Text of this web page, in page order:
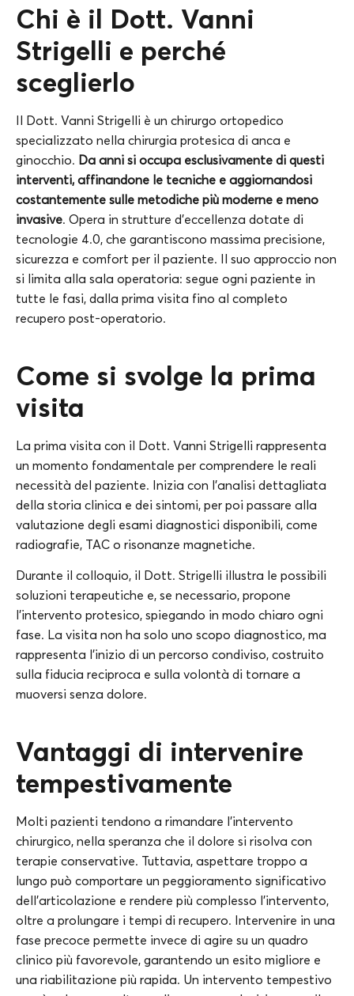
Chi è il Dott. Vanni
Strigelli e perché
sceglierlo
Il Dott. Vanni Strigelli è un chirurgo ortopedico
specializzato nella chirurgia protesica di anca e
ginocchio. Da anni si occupa esclusivamente di questi
interventi, affinandone le tecniche e aggiornandosi
costantemente sulle metodiche più moderne e meno
invasive. Opera in strutture d’eccellenza dotate di
tecnologie 4.0, che garantiscono massima precisione,
sicurezza e comfort per il paziente. Il suo approccio non
si limita alla sala operatoria: segue ogni paziente in
tutte le fasi, dalla prima visita fino al completo
recupero post-operatorio.
Come si svolge la prima
visita
La prima visita con il Dott. Vanni Strigelli rappresenta
un momento fondamentale per comprendere le reali
necessità del paziente. Inizia con l’analisi dettagliata
della storia clinica e dei sintomi, per poi passare alla
valutazione degli esami diagnostici disponibili, come
radiografie, TAC o risonanze magnetiche.
Durante il colloquio, il Dott. Strigelli illustra le possibili
soluzioni terapeutiche e, se necessario, propone
l’intervento protesico, spiegando in modo chiaro ogni
fase. La visita non ha solo uno scopo diagnostico, ma
rappresenta l’inizio di un percorso condiviso, costruito
sulla fiducia reciproca e sulla volontà di tornare a
muoversi senza dolore.
Vantaggi di intervenire
tempestivamente
Molti pazienti tendono a rimandare l’intervento
chirurgico, nella speranza che il dolore si risolva con
terapie conservative. Tuttavia, aspettare troppo a
lungo può comportare un peggioramento significativo
dell’articolazione e rendere più complesso l’intervento,
oltre a prolungare i tempi di recupero. Intervenire in una
fase precoce permette invece di agire su un quadro
clinico più favorevole, garantendo un esito migliore e
una riabilitazione più rapida. Un intervento tempestivo